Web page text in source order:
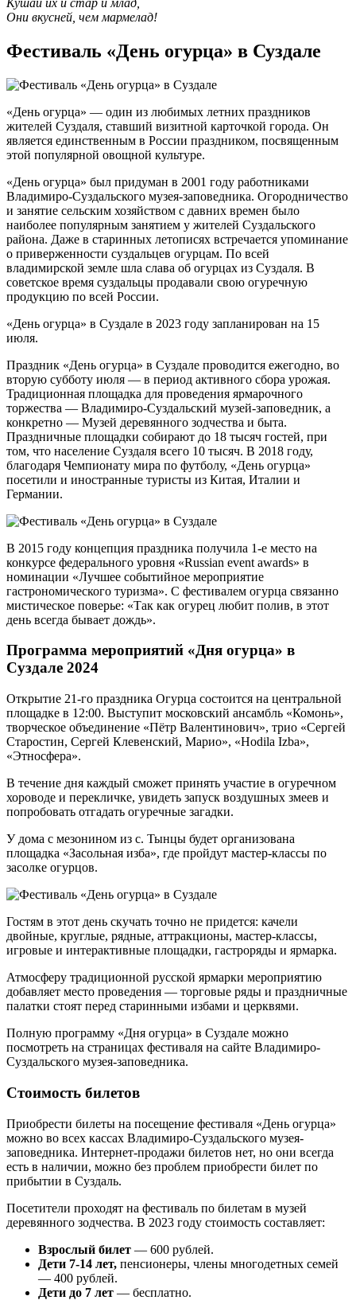
Они вкусней, чем мармелад!
Фестиваль «День огурца» в Суздале
«День огурца» — один из любимых летних праздников
жителей Суздаля, ставший визитной карточкой города. Он
является единственным в России праздником, посвященным
этой популярной овощной культуре.
«День огурца» был придуман в 2001 году работниками
Владимиро-Суздальского музея-заповедника. Огородничество
и занятие сельским хозяйством с давних времен было
наиболее популярным занятием у жителей Суздальского
района. Даже в старинных летописях встречается упоминание
о приверженности суздальцев огурцам. По всей
владимирской земле шла слава об огурцах из Суздаля. В
советское время суздальцы продавали свою огуречную
продукцию по всей России.
«День огурца» в Суздале в 2023 году запланирован на 15
июля.
Праздник «День огурца» в Суздале проводится ежегодно, во
вторую субботу июля — в период активного сбора урожая.
Традиционная площадка для проведения ярмарочного
торжества — Владимиро-Суздальский музей-заповедник, а
конкретно — Музей деревянного зодчества и быта.
Праздничные площадки собирают до 18 тысяч гостей, при
том, что население Суздаля всего 10 тысяч. В 2018 году,
благодаря Чемпионату мира по футболу, «День огурца»
посетили и иностранные туристы из Китая, Италии и
Германии.
В 2015 году концепция праздника получила 1-е место на
конкурсе федерального уровня «Russian event awards» в
номинации «Лучшее событийное мероприятие
гастрономического туризма». С фестивалем огурца связанно
мистическое поверье: «Так как огурец любит полив, в этот
день всегда бывает дождь».
Программа мероприятий «Дня огурца» в
Суздале 2024
Открытие 21-го праздника Огурца состоится на центральной
площадке в 12:00. Выступит московский ансамбль «Комонь»,
творческое объединение «Пётр Валентинович», трио «Сергей
Старостин, Сергей Клевенский, Марио», «Hodila Izba»,
«Этносфера».
В течение дня каждый сможет принять участие в огуречном
хороводе и перекличке, увидеть запуск воздушных змеев и
попробовать отгадать огуречные загадки.
У дома с мезонином из с. Тынцы будет организована
площадка «Засольная изба», где пройдут мастер-классы по
засолке огурцов.
Гостям в этот день скучать точно не придется: качели
двойные, круглые, рядные, аттракционы, мастер-классы,
игровые и интерактивные площадки, гастроряды и ярмарка.
Атмосферу традиционной русской ярмарки мероприятию
добавляет место проведения — торговые ряды и праздничные
палатки стоят перед старинными избами и церквями.
Полную программу «Дня огурца» в Суздале можно
посмотреть на страницах фестиваля на сайте Владимиро-
Суздальского музея-заповедника.
Стоимость билетов
Приобрести билеты на посещение фестиваля «День огурца»
можно во всех кассах Владимиро-Суздальского музея-
заповедника. Интернет-продажи билетов нет, но они всегда
есть в наличии, можно без проблем приобрести билет по
прибытии в Суздаль.
Посетители проходят на фестиваль по билетам в музей
деревянного зодчества. В 2023 году стоимость составляет:
Взрослый билет — 600 рублей.
Дети 7-14 лет, пенсионеры, члены многодетных семей
— 400 рублей.
Дети до 7 лет — бесплатно.